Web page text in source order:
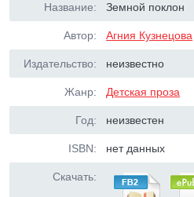
Название: Земной поклон
Автор: Агния Кузнецова
Издательство: неизвестно
Жанр: Детская проза
Год: неизвестен
ISBN: нет данных
Скачать: